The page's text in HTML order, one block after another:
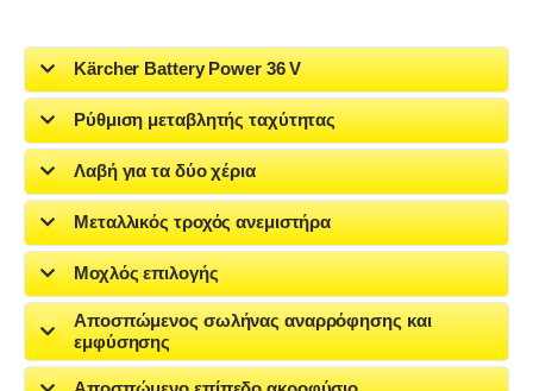
Kärcher Battery Power 36 V
Ρύθμιση μεταβλητής ταχύτητας
Λαβή για τα δύο χέρια
Μεταλλικός τροχός ανεμιστήρα
Μοχλός επιλογής
Αποσπώμενος σωλήνας αναρρόφησης και
εμφύσησης